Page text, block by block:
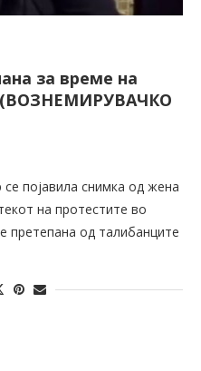
за време на
(ВОЗНЕМИРУВАЧКО
појавила снимка од жена
на протестите во
претепана од талибанците